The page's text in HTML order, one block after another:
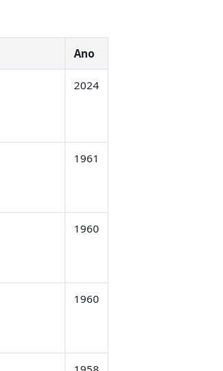
Ano
2024
1961
1960
1960